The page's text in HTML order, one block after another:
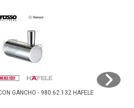
GANCHO - 980.62.132 HAFELE